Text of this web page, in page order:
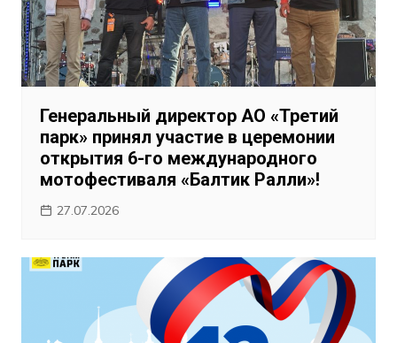
Генеральный директор АО «Третий
парк» принял участие в церемонии
открытия 6-го международного
мотофестиваля «Балтик Ралли»!
27.07.2026